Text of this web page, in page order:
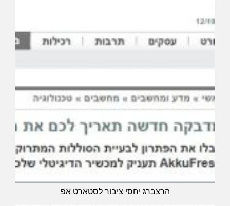
הרצברג יחסי ציבור לסטארט אפ